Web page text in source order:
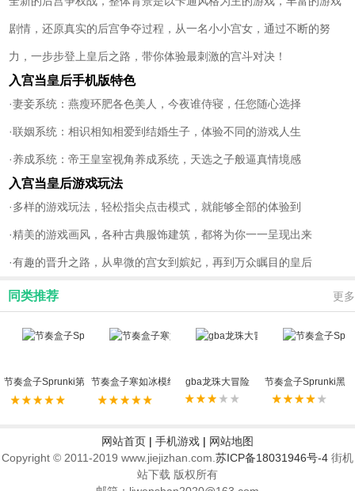
剧情，还原真实的后宫争夺过程，从一名小小宫女，通过不断的努
力，一步步登上皇后之路，带你体验最刺激的宫斗对决！
入宫当皇后手机版特色
·妻妾系统：燕瘦环肥各色美人，今夜谁侍寝，任您随心选择
·联姻系统：相识相知相爱到结婚生子，体验不同的游戏人生
·养成系统：帝王皇室视角养成系统，天选之子般逼真情境感
入宫当皇后游戏玩法
·多样的游戏玩法，轻松指尖点击模式，就能够全部的体验到
·精美的游戏画风，各种古典服饰建筑，都将为你一一呈现出来
·有趣的晋升之路，从卑微的宫女到嫔妃，再到万众瞩目的皇后
同类推荐 更多
节奏盒子Sprunki第15阶段节奏盒子寒如冰模组 gba龙珠大冒险 节奏盒子Sprunki黑
网站首页 | 手机游戏 | 网站地图
Copyright © 2011-2019 www.jiejizhan.com. 苏ICP备18031946号-4 街机
站下载 版权所有